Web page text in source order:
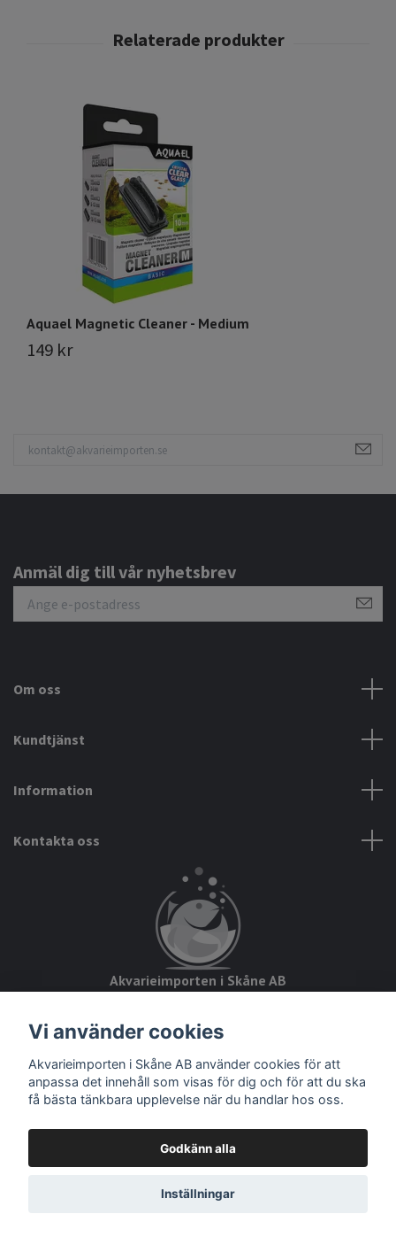
Aquael Magnetic Cleaner - Medium
149 kr
Anmäl dig till vår nyhetsbrev
Om oss
Kundtjänst
Information
Kontakta oss
Akvarieimporten i Skåne AB
28234 Tyringe
Org.nr: 559093-8832
© 2026 Akvarieimporten
Vi använder cookies
Akvarieimporten i Skåne AB använder cookies för att
anpassa det innehåll som visas för dig och för att du ska
få bästa tänkbara upplevelse när du handlar hos oss.
Godkänn alla
Inställningar